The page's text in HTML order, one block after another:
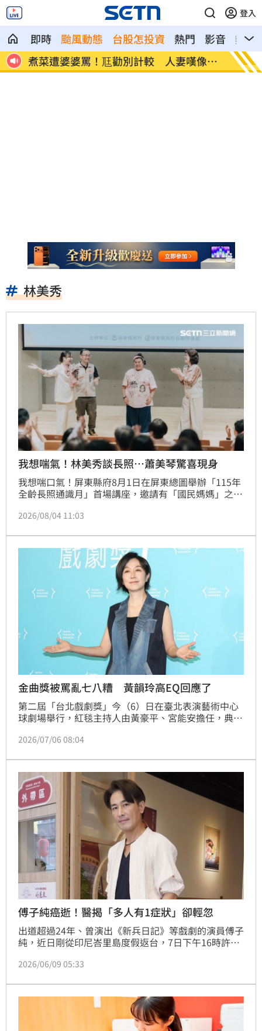
登入
即時 颱風動態 台股怎投資 熱門 影音
熱搜
台
新／白海豚近北部海面！氣象署發豪雨特
報
南電
林美秀
我想喘氣！林美秀談長照…蕭美琴驚喜現身
我想喘口氣！屏東縣府8月1日在屏東總圖舉辦「115年
全齡長照通識月」首場講座，邀請有「國民媽媽」之稱
經獨自面對照顧壓力的無助，讓不少民眾感同身受。席
央已編列經費超過1100億元，較初期大幅成長數十
倍，顯示政府對長照政策的高度重視。
2026/08/04 11:03
金曲獎被罵亂七八糟 黃韻玲高EQ回應了
第二屆「台北戲劇獎」今（6）日在臺北表演藝術中心
球劇場舉行，紅毯主持人由黃豪平、宮能安擔任，典禮
團」一同走上星光紅毯，才剛卸下金曲獎評審總召的
出的建議。宋亭誼報導
2026/07/06 08:04
傅子純癌逝！醫揭「多人有1症狀」卻輕忽
出道超過24年、曾演出《新兵日記》等戲劇的演員傅子
純，近日剛從印尼峇里島度假返台，7日下午16時許因
歲。突如其來的消息讓親友、粉絲不敢置信，也再度引
是將「沒不舒服」當作沒問題，且部分重症初期不見得
有明顯的症狀變化，很多人會以為疲勞只是因為生活壓
力所致，因此，若出現持續性疲勞一定要特別留意。
2026/06/09 05:33